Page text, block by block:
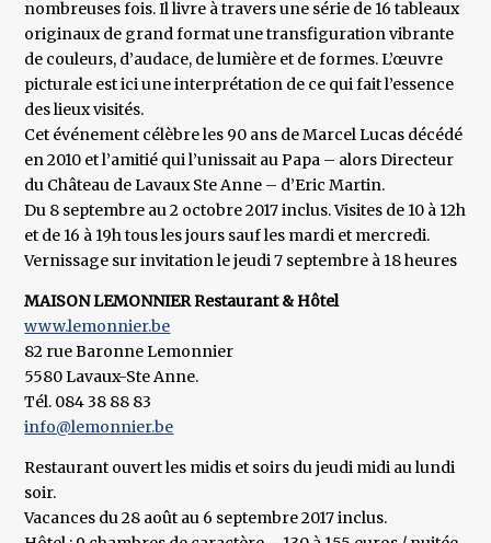
nombreuses fois. Il livre à travers une série de 16 tableaux
originaux de grand format une transfiguration vibrante
de couleurs, d’audace, de lumière et de formes. L’œuvre
picturale est ici une interprétation de ce qui fait l’essence
des lieux visités.
Cet événement célèbre les 90 ans de Marcel Lucas décédé
en 2010 et l’amitié qui l’unissait au Papa – alors Directeur
du Château de Lavaux Ste Anne – d’Eric Martin.
Du 8 septembre au 2 octobre 2017 inclus. Visites de 10 à 12h
et de 16 à 19h tous les jours sauf les mardi et mercredi.
Vernissage sur invitation le jeudi 7 septembre à 18 heures
MAISON LEMONNIER Restaurant & Hôtel
www.lemonnier.be
82 rue Baronne Lemonnier
5580 Lavaux-Ste Anne.
Tél. 084 38 88 83
info@lemonnier.be
Restaurant ouvert les midis et soirs du jeudi midi au lundi
soir.
Vacances du 28 août au 6 septembre 2017 inclus.